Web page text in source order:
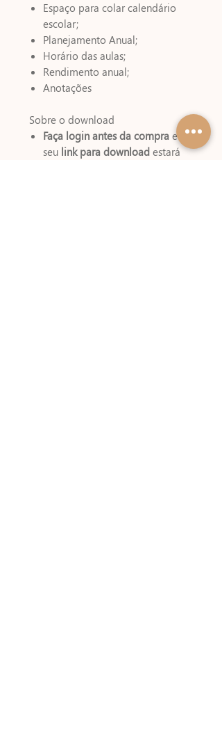
Espaço para colar calendário
escolar;
Planejamento Anual;
Horário das aulas;
Rendimento anual;
Anotações
Sobre o download
Faça login antes da compra e
seu link para download estará